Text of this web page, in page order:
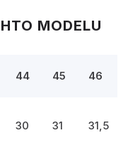
MODELU
44 45 46
30 31 31,5